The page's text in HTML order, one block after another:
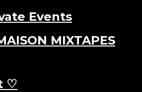
Events
MIXTAPES
♡